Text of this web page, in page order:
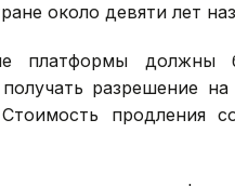
около девяти лет
платформы должны
разрешение на
продления